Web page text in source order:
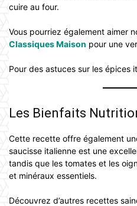
cuire au four.
Vous pourriez également aimer
Classiques Maison pour une
Pour des astuces sur les épices
Les Bienfaits
Cette recette offre également
saucisse italienne est une
tandis que les tomates et les
et minéraux essentiels.
Découvrez d’autres recettes